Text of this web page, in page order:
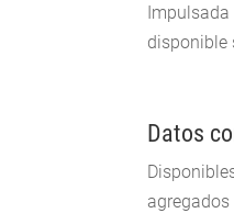
Impulsada
disponible
Datos